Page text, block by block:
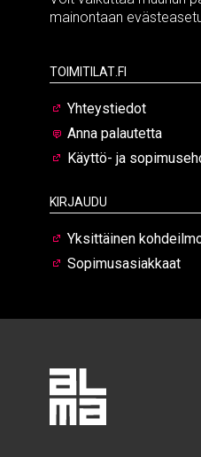
mainontaan
Toimitilat.fi
Yhteystiedot
Anna palautetta
Käyttö- ja
Kirjaudu
Yksittäinen
Sopimusasiakkaat